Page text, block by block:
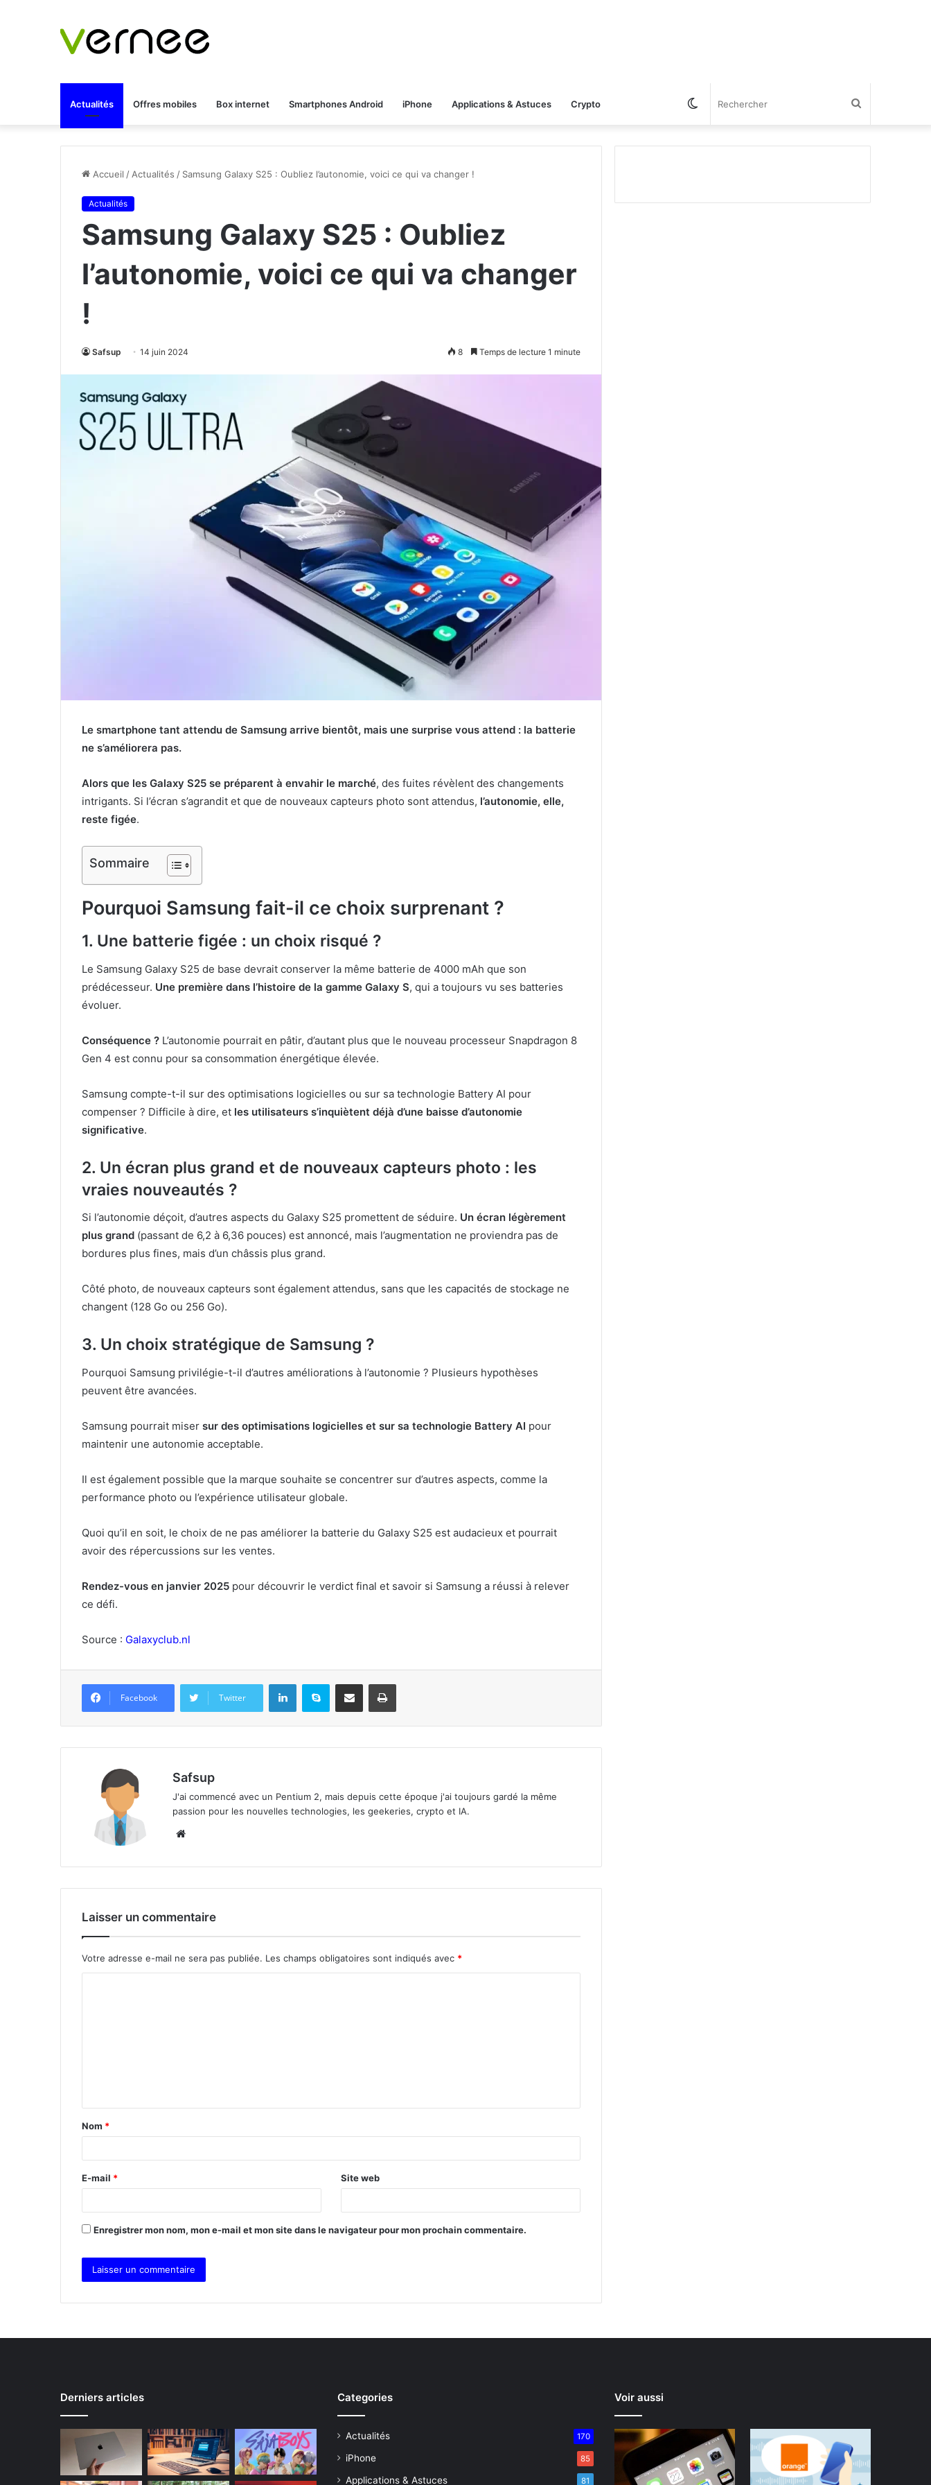
Actualités Offres mobiles Box internet Smartphones Android iPhone Applications & Astuces Crypto Switch
skin
Accueil / Actualités / Samsung Galaxy S25 : Oubliez l’autonomie, voici ce qui va changer !
Actualités
Samsung Galaxy S25 : Oubliez
l’autonomie, voici ce qui va changer
!
Safsup 14 juin 2024 8 Temps de lecture 1 minute
Le smartphone tant attendu de Samsung arrive bientôt, mais une surprise vous attend : la batterie
ne s’améliorera pas.
Alors que les Galaxy S25 se préparent à envahir le marché, des fuites révèlent des changements
intrigants. Si l’écran s’agrandit et que de nouveaux capteurs photo sont attendus, l’autonomie, elle,
reste figée.
Sommaire
Pourquoi Samsung fait-il ce choix surprenant ?
1. Une batterie figée : un choix risqué ?
Le Samsung Galaxy S25 de base devrait conserver la même batterie de 4000 mAh que son
prédécesseur. Une première dans l’histoire de la gamme Galaxy S, qui a toujours vu ses batteries
évoluer.
Conséquence ? L’autonomie pourrait en pâtir, d’autant plus que le nouveau processeur Snapdragon 8
Gen 4 est connu pour sa consommation énergétique élevée.
Samsung compte-t-il sur des optimisations logicielles ou sur sa technologie Battery AI pour
compenser ? Difficile à dire, et les utilisateurs s’inquiètent déjà d’une baisse d’autonomie
significative.
2. Un écran plus grand et de nouveaux capteurs photo : les
vraies nouveautés ?
Si l’autonomie déçoit, d’autres aspects du Galaxy S25 promettent de séduire. Un écran légèrement
plus grand (passant de 6,2 à 6,36 pouces) est annoncé, mais l’augmentation ne proviendra pas de
bordures plus fines, mais d’un châssis plus grand.
Côté photo, de nouveaux capteurs sont également attendus, sans que les capacités de stockage ne
changent (128 Go ou 256 Go).
3. Un choix stratégique de Samsung ?
Pourquoi Samsung privilégie-t-il d’autres améliorations à l’autonomie ? Plusieurs hypothèses
peuvent être avancées.
Samsung pourrait miser sur des optimisations logicielles et sur sa technologie Battery AI pour
maintenir une autonomie acceptable.
Il est également possible que la marque souhaite se concentrer sur d’autres aspects, comme la
performance photo ou l’expérience utilisateur globale.
Quoi qu’il en soit, le choix de ne pas améliorer la batterie du Galaxy S25 est audacieux et pourrait
avoir des répercussions sur les ventes.
Rendez-vous en janvier 2025 pour découvrir le verdict final et savoir si Samsung a réussi à relever
ce défi.
Source : Galaxyclub.nl
Facebook Twitter
LinkedinSkype Partager par email Imprimer
Safsup
J'ai commencé avec un Pentium 2, mais depuis cette époque j'ai toujours gardé la même
passion pour les nouvelles technologies, les geekeries, crypto et IA.
Website
Laisser un commentaire
Votre adresse e-mail ne sera pas publiée. Les champs obligatoires sont indiqués avec *
t
a
e
*
Nom *
E-mail * Site web
Enregistrer mon nom, mon e-mail et mon site dans le navigateur pour mon prochain commentaire.
Derniers articles Categories
Actualités 170
iPhone 85
Applications & Astuces 81
Voir aussi